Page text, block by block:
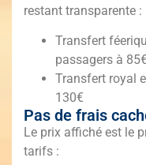
restant transparente :
Transfert
passagers à 85€
Transfert royal
130€
Pas de frais
Le prix affiché est le
tarifs :